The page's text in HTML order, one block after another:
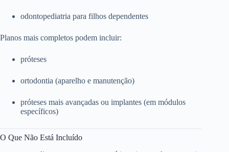
odontopediatria para filhos dependentes
Planos mais completos podem incluir:
próteses
ortodontia (aparelho e manutenção)
próteses mais avançadas ou implantes (em módulos
específicos)
O Que Não Está Incluído